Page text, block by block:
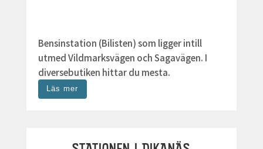
Bensinstation (Bilisten) som ligger intill
utmed Vildmarksvägen och Sagavägen. I
diversebutiken hittar du mesta.
Läs mer